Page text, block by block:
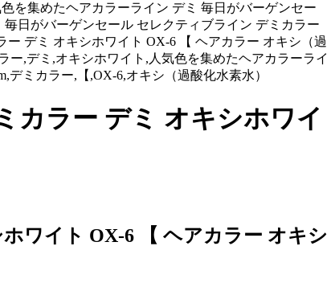
を集めたヘアカラーライン デミ 毎日がバーゲンセー
日がバーゲンセール セレクティブライン デミカラー
デミ オキシホワイト OX-6 【 ヘアカラー オキシ（過
,デミ,オキシホワイト,人気色を集めたヘアカラーライ
デミカラー,【,OX-6,オキシ（過酸化水素水）
カラー デミ オキシホワイ
ワイト OX-6 【 ヘアカラー オキシ